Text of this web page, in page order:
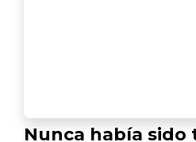
Nunca había